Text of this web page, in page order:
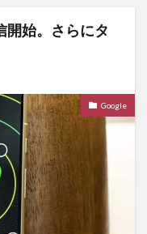
始。さらにタ
Google